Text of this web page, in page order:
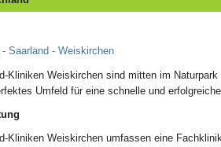
- Saarland - Weiskirchen
Kliniken Weiskirchen sind mitten im
Umfeld für eine schnelle und
Kliniken Weiskirchen umfassen eine